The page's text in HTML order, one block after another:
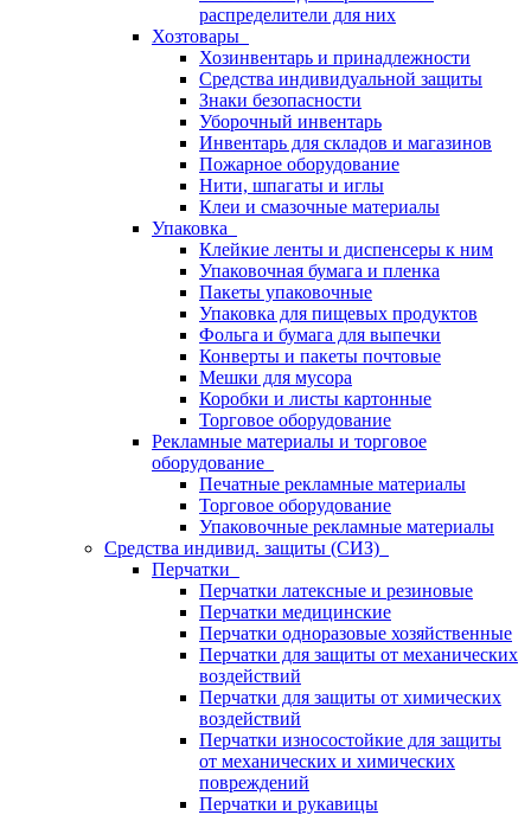
распределители для них
Хозтовары
Хозинвентарь и принадлежности
Средства индивидуальной защиты
Знаки безопасности
Уборочный инвентарь
Инвентарь для складов и магазинов
Пожарное оборудование
Нити, шпагаты и иглы
Клеи и смазочные материалы
Упаковка
Клейкие ленты и диспенсеры к ним
Упаковочная бумага и пленка
Пакеты упаковочные
Упаковка для пищевых продуктов
Фольга и бумага для выпечки
Конверты и пакеты почтовые
Мешки для мусора
Коробки и листы картонные
Торговое оборудование
Рекламные материалы и торговое
оборудование
Печатные рекламные материалы
Торговое оборудование
Упаковочные рекламные материалы
Средства индивид. защиты (СИЗ)
Перчатки
Перчатки латексные и резиновые
Перчатки медицинские
Перчатки одноразовые хозяйственные
Перчатки для защиты от механических
воздействий
Перчатки для защиты от химических
воздействий
Перчатки износостойкие для защиты
от механических и химических
повреждений
Перчатки и рукавицы